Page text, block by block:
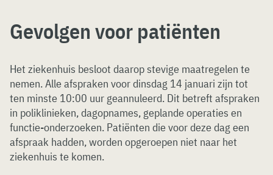
Gevolgen voor patiënten
Het ziekenhuis besloot daarop stevige maatregelen te
nemen. Alle afspraken voor dinsdag 14 januari zijn tot
ten minste 10:00 uur geannuleerd. Dit betreft afspraken
in poliklinieken, dagopnames, geplande operaties en
functie-onderzoeken. Patiënten die voor deze dag een
afspraak hadden, worden opgeroepen niet naar het
ziekenhuis te komen.